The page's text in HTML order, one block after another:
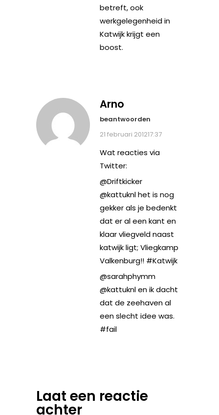
betreft, ook
werkgelegenheid in
Katwijk krijgt een
boost.
Arno
beantwoorden
21 februari 201217:37
Wat reacties via
Twitter:
@Driftkicker
@kattuknl het is nog
gekker als je bedenkt
dat er al een kant en
klaar vliegveld naast
katwijk ligt; Vliegkamp
Valkenburg!! #Katwijk
@sarahphymm
@kattuknl en ik dacht
dat de zeehaven al
een slecht idee was.
#fail
Laat een reactie
achter